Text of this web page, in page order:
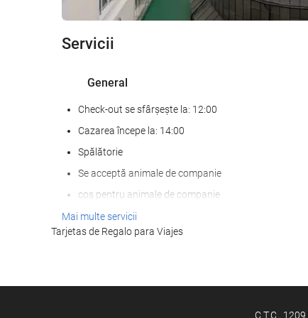
Servicii
General
Check-out se sfârșește la: 12:00
Cazarea începe la: 14:00
Spălătorie
Se acceptă animale de companie
coș pentru animale de companie
castroane pentru animale de companie
Amenajat
Mai multe servicii
Tarjetas de Regalo para Viajes
C.T.C.,